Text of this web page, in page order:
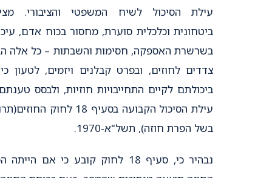
עילת הסיכול לשיח המשפטי והציבורי.
ביטחונית וכלכלית סוערת, מחסור בכוח אדם,
בשרשרת האספקה, חסימות והשבתות – כל אלה
צדדים לחוזים, ובפרט קבלנים ויזמים, לטעון
ביכולתם לקיים התחייבויות חוזיות, ולבסס
עילת הסיכול הקבועה בסעיף 18 לחוק
בשל הפרת חוזה), תשל"א-1970.
נבהיר כי, סעיף 18 לחוק קובע כי אם